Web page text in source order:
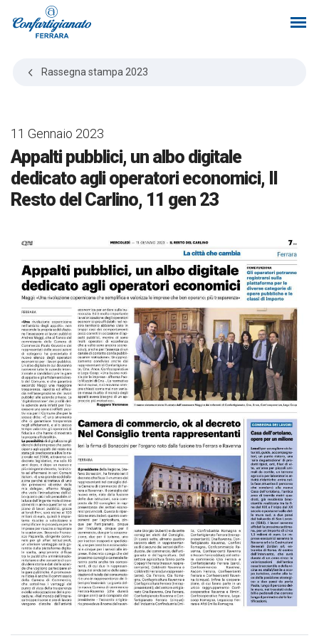
Rassegna stampa 2023
11 Gennaio 2023
Appalti pubblici, un albo digitale
dedicato agli operatori economici, Il
Resto del Carlino, 11 gen 23